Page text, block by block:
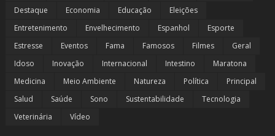
Destaque
Economia Educação
Eleições
Entretenimento
Envelhecimento Espanhol
Esporte
Estresse
Eventos Fama Famosos Filmes
Geral
Idoso
Inovação Internacional Intestino
Maratona
Medicina
Meio Ambiente Natureza Política
Principal
Salud
Saúde Sono Sustentabilidade
Tecnologia
Veterinária
Vídeo